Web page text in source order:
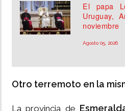
El papa
Uruguay,
noviembre
Agosto 05, 2026
Otro terremoto en la
La provincia de